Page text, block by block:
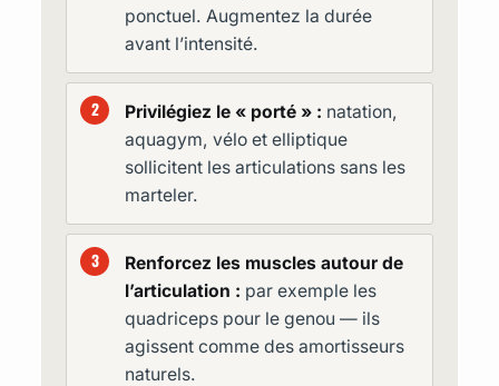
ponctuel. Augmentez la durée
avant l’intensité.
Privilégiez le « porté » : natation,
aquagym, vélo et elliptique
sollicitent les articulations sans les
marteler.
Renforcez les muscles autour de
l’articulation : par exemple les
quadriceps pour le genou — ils
agissent comme des amortisseurs
naturels.